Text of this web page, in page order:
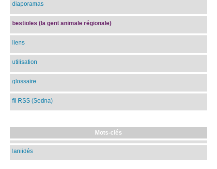
diaporamas
bestioles (la gent animale régionale)
liens
utilisation
glossaire
fil RSS (Sedna)
Mots-clés
laniidés